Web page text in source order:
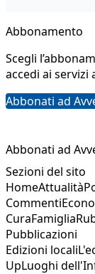
Abbonamento
Scegli
accedi ai servizi
Abbonati ad
Abbonati ad
Sezioni del sito
HomeAttualità
Commenti
CuraFamiglia
Pubblicazioni
Edizioni locali
UpLuoghi